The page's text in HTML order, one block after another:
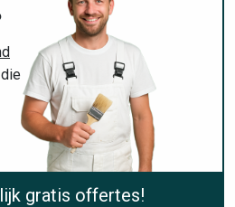
gratis offertes!